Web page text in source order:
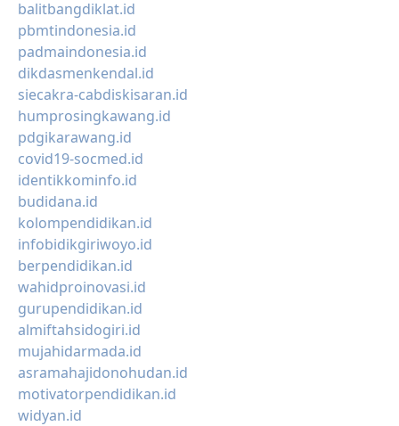
balitbangdiklat.id
pbmtindonesia.id
padmaindonesia.id
dikdasmenkendal.id
siecakra-cabdiskisaran.id
humprosingkawang.id
pdgikarawang.id
covid19-socmed.id
identikkominfo.id
budidana.id
kolompendidikan.id
infobidikgiriwoyo.id
berpendidikan.id
wahidproinovasi.id
gurupendidikan.id
almiftahsidogiri.id
mujahidarmada.id
asramahajidonohudan.id
motivatorpendidikan.id
widyan.id